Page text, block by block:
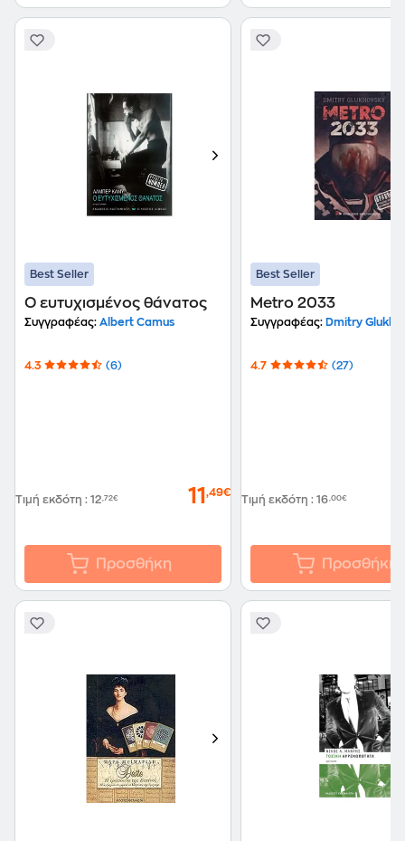
Best Seller
Ο ευτυχισμένος θάνατος
Συγγραφέας: Albert Camus
4.3 (6)
Τιμή εκδότη : 12,72€ 11 ,49€
Προσθήκη
Best Seller
Metro 2033
Συγγραφέας: Dmitry
4.7 (27)
Τιμή εκδότη : 16,00€
Προσθήκη